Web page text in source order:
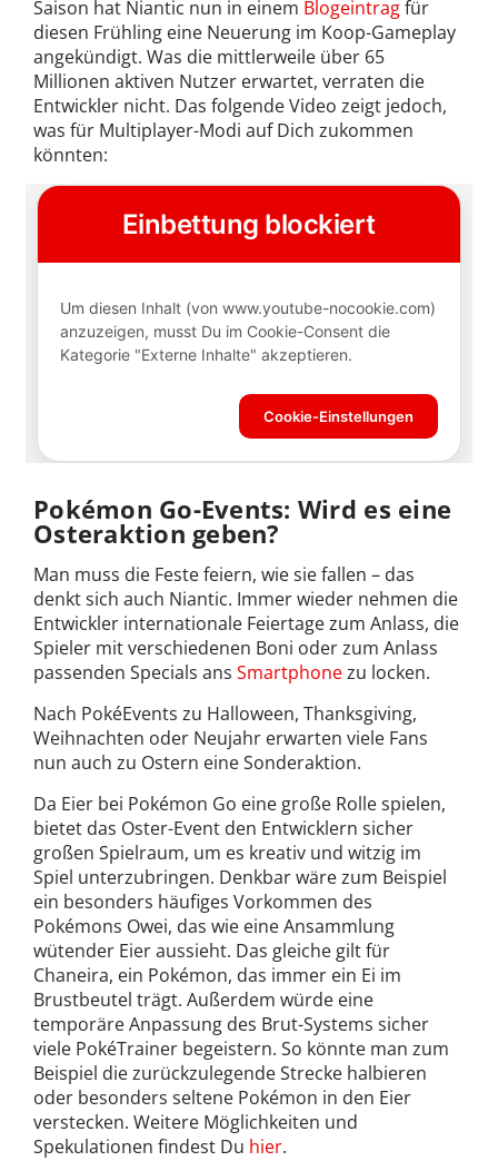
Saison hat Niantic nun in einem Blogeintragfür
diesen Frühling eine Neuerung im Koop-Gameplay
angekündigt. Was die mittlerweile über 65
Millionen aktiven Nutzer erwartet, verraten die
Entwickler nicht. Das folgende Video zeigt jedoch,
was für Multiplayer-Modi auf Dich zukommen
könnten:
Pokémon Go-Events: Wird es eine
Osteraktion geben?
Man muss die Feste feiern, wie sie fallen – das
denkt sich auch Niantic. Immer wieder nehmen die
Entwickler internationale Feiertage zum Anlass, die
Spieler mit verschiedenen Boni oder zum Anlass
passenden Specials ans Smartphonezu locken.
Nach PokéEvents zu Halloween, Thanksgiving,
Weihnachten oder Neujahr erwarten viele Fans
nun auch zu Ostern eine Sonderaktion.
Da Eier bei Pokémon Go eine große Rolle spielen,
bietet das Oster-Event den Entwicklern sicher
großen Spielraum, um es kreativ und witzig im
Spiel unterzubringen. Denkbar wäre zum Beispiel
ein besonders häufiges Vorkommen des
Pokémons Owei, das wie eine Ansammlung
wütender Eier aussieht. Das gleiche gilt für
Chaneira, ein Pokémon, das immer ein Ei im
Brustbeutel trägt. Außerdem würde eine
temporäre Anpassung des Brut-Systems sicher
viele PokéTrainer begeistern. So könnte man zum
Beispiel die zurückzulegende Strecke halbieren
oder besonders seltene Pokémon in den Eier
verstecken. Weitere Möglichkeiten und
Spekulationen findest Du hier.